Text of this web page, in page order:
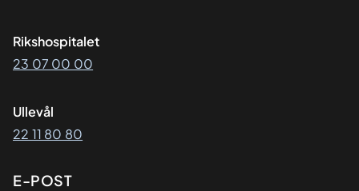
Rikshospitalet
23 07 00 00
Ullevål
22 11 80 80
E-POST